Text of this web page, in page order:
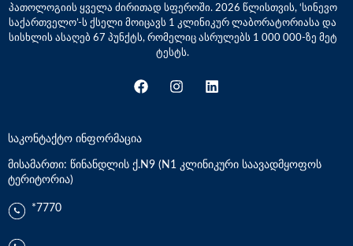
პათოლოგიის ყველა ძირითად სფეროში. 2026 წლისთვის, ‘სინევო
საქართველო’-ს ქსელი მოიცავს 1 კლინიკურ ლაბორატორიასა და
სისხლის ასაღებ 67 პუნქტს, რომელიც ასრულებს 1 000 000-ზე მეტ
ტესტს.
საკონტაქტო ინფორმაცია
მისამართი: წინანდლის ქ.N9 (N1 კლინიკური საავადმყოფოს
ტერიტორია)
*7770